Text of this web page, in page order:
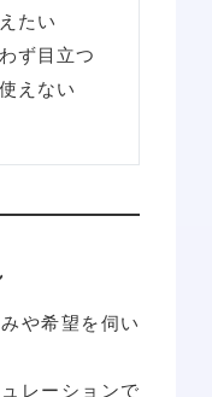
たい
ず目立つ
えない
や希望を伺い
レーションで